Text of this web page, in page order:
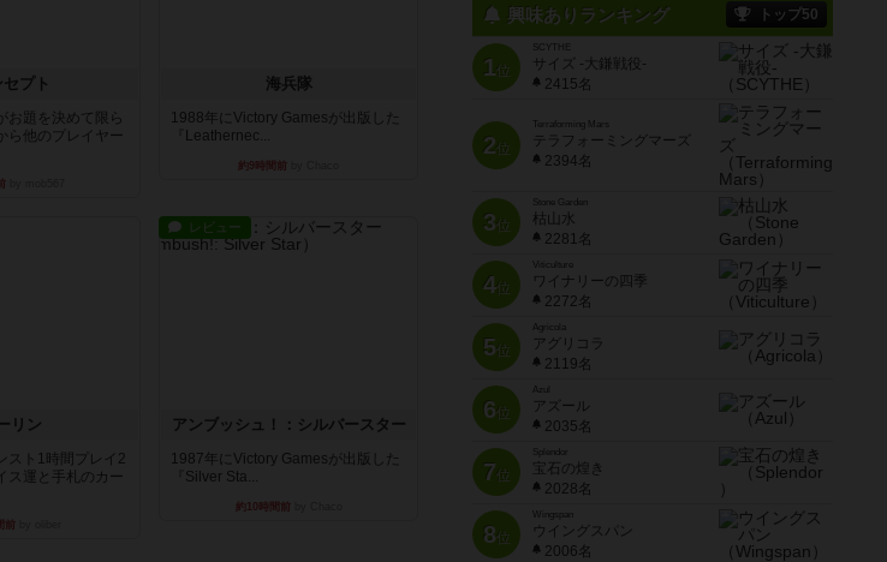
セプト
お題を決めて限ら
ら他のプレイヤー
海兵隊
1988年にVictory Gamesが出版した
『Leathernec...
約9時間前
リン
スト1時間プレイ2
ス運と手札のカー
前
レビュー
アンブッシュ！：シルバースター
1987年にVictory Gamesが出版した
『Silver Sta...
約10時間前
興味ありランキング トップ50
1位
SCYTHE
サイズ -大鎌戦役-
2415名
2位
Terraforming Mars
テラフォーミングマーズ
2394名
3位
Stone Garden
枯山水
2281名
4位
Viticulture
ワイナリーの四季
2272名
5位
Agricola
アグリコラ
2119名
6位
Azul
アズール
2035名
7位
宝石の煌き
2028名
8位
Wingspan
ウイングスパン
2006名